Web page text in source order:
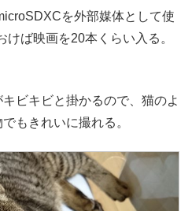
を外部媒体として使
けば映画を20本くらい入る。
ビキビと掛かるので、猫のよ
もきれいに撮れる。